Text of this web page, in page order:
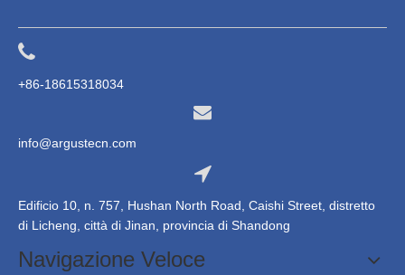
+86-18615318034
info@argustecn.com
Edificio 10, n. 757, Hushan North Road, Caishi Street, distretto
di Licheng, città di Jinan, provincia di Shandong
Navigazione Veloce